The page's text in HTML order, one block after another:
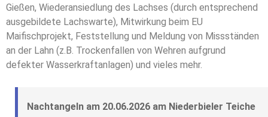
Gießen, Wiederansiedlung des Lachses (durch entsprechend
ausgebildete Lachswarte), Mitwirkung beim EU
Maifischprojekt, Feststellung und Meldung von Missständen
an der Lahn (z.B. Trockenfallen von Wehren aufgrund
defekter Wasserkraftanlagen) und vieles mehr.
Nachtangeln am 20.06.2026 am Niederbieler Teiche